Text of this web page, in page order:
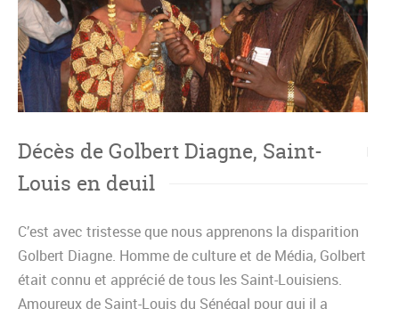
Décès de Golbert Diagne, Saint-
Louis en deuil
C’est avec tristesse que nous apprenons la disparition
Golbert Diagne. Homme de culture et de Média, Golbert
était connu et apprécié de tous les Saint-Louisiens.
Amoureux de Saint-Louis du Sénégal pour qui il a